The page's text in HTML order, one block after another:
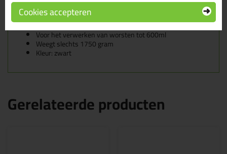
Minimaal luchtverbruik
Eenvoudige drukregeling
Uitstekende doseringsaanpassing
Voor het verwerken van worsten tot 600ml
Weegt slechts 1750 gram
Kleur: zwart
Gerelateerde producten
Cookies accepteren